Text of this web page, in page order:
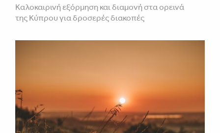
Καλοκαιρινή εξόρμηση και διαμονή στα ορεινά
της Κύπρου για δροσερές διακοπές